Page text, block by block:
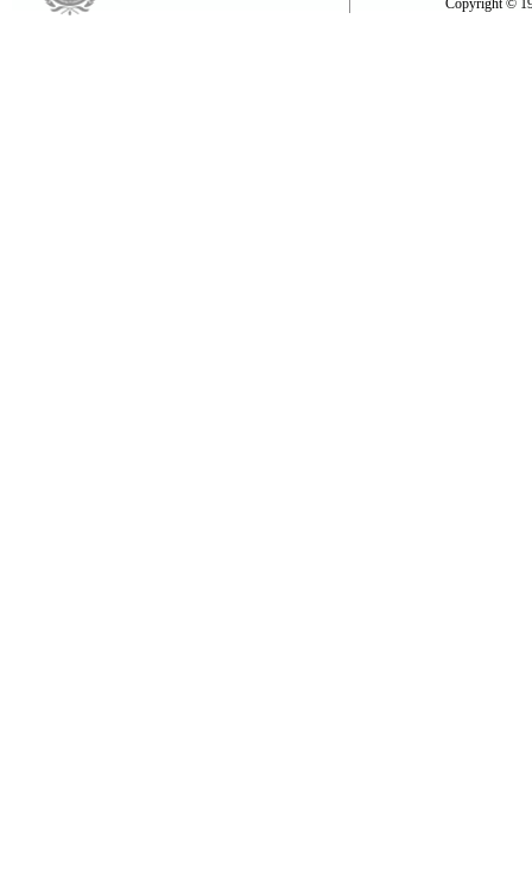
Copyright ©